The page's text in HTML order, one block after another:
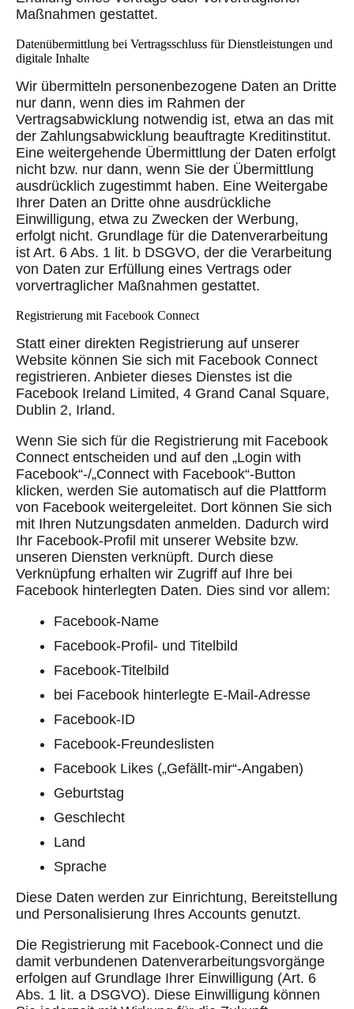
Maßnahmen gestattet.
Datenübermittlung bei Vertragsschluss für Dienstleistungen und
digitale Inhalte
Wir übermitteln personenbezogene Daten an Dritte
nur dann, wenn dies im Rahmen der
Vertragsabwicklung notwendig ist, etwa an das mit
der Zahlungsabwicklung beauftragte Kreditinstitut.
Eine weitergehende Übermittlung der Daten erfolgt
nicht bzw. nur dann, wenn Sie der Übermittlung
ausdrücklich zugestimmt haben. Eine Weitergabe
Ihrer Daten an Dritte ohne ausdrückliche
Einwilligung, etwa zu Zwecken der Werbung,
erfolgt nicht. Grundlage für die Datenverarbeitung
ist Art. 6 Abs. 1 lit. b DSGVO, der die Verarbeitung
von Daten zur Erfüllung eines Vertrags oder
vorvertraglicher Maßnahmen gestattet.
Registrierung mit Facebook Connect
Statt einer direkten Registrierung auf unserer
Website können Sie sich mit Facebook Connect
registrieren. Anbieter dieses Dienstes ist die
Facebook Ireland Limited, 4 Grand Canal Square,
Dublin 2, Irland.
Wenn Sie sich für die Registrierung mit Facebook
Connect entscheiden und auf den „Login with
Facebook“-/„Connect with Facebook“-Button
klicken, werden Sie automatisch auf die Plattform
von Facebook weitergeleitet. Dort können Sie sich
mit Ihren Nutzungsdaten anmelden. Dadurch wird
Ihr Facebook-Profil mit unserer Website bzw.
unseren Diensten verknüpft. Durch diese
Verknüpfung erhalten wir Zugriff auf Ihre bei
Facebook hinterlegten Daten. Dies sind vor allem:
Facebook-Name
Facebook-Profil- und Titelbild
Facebook-Titelbild
bei Facebook hinterlegte E-Mail-Adresse
Facebook-ID
Facebook-Freundeslisten
Facebook Likes („Gefällt-mir“-Angaben)
Geburtstag
Geschlecht
Land
Sprache
Diese Daten werden zur Einrichtung, Bereitstellung
und Personalisierung Ihres Accounts genutzt.
Die Registrierung mit Facebook-Connect und die
damit verbundenen Datenverarbeitungsvorgänge
erfolgen auf Grundlage Ihrer Einwilligung (Art. 6
Abs. 1 lit. a DSGVO). Diese Einwilligung können